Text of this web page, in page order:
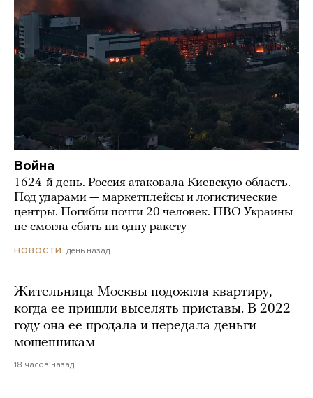
Война
1624-й день. Россия атаковала Киевскую область.
Под ударами — маркетплейсы и логистические
центры. Погибли почти 20 человек. ПВО Украины
не смогла сбить ни одну ракету
НОВОСТИ день назад
Жительница Москвы подожгла квартиру,
когда ее пришли выселять приставы. В 2022
году она ее продала и передала деньги
мошенникам
18 часов назад